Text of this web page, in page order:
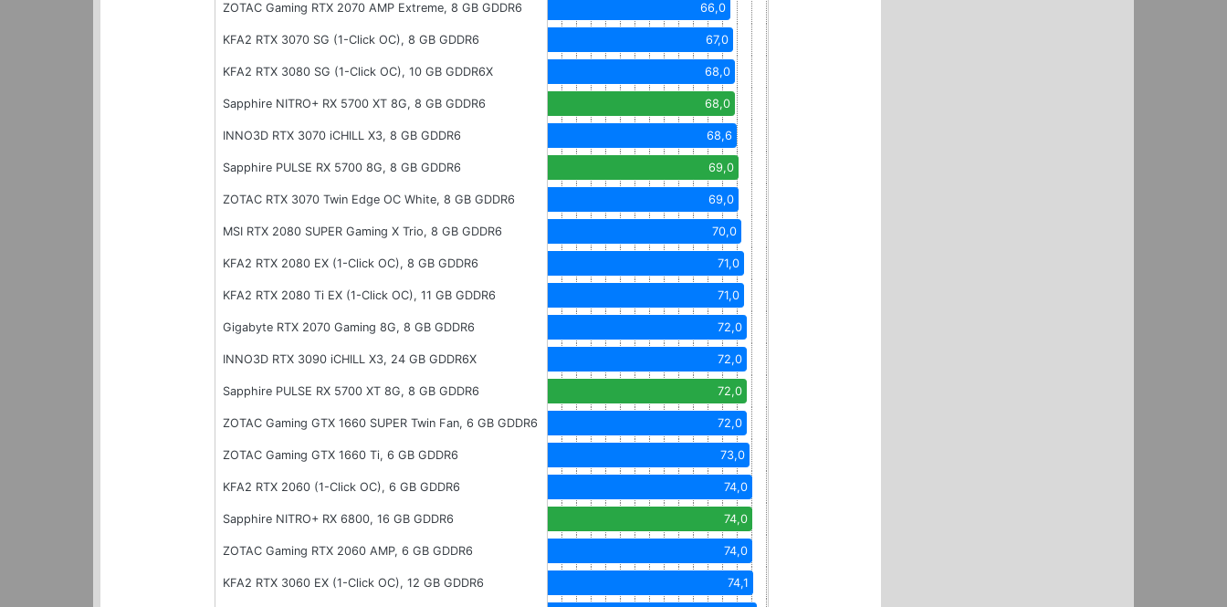
ZOTAC Gaming RTX 2070 AMP Extreme, 8 GB GDDR6 66,0
KFA2 RTX 3070 SG (1-Click OC), 8 GB GDDR6 67,0
KFA2 RTX 3080 SG (1-Click OC), 10 GB GDDR6X 68,0
Sapphire NITRO+ RX 5700 XT 8G, 8 GB GDDR6 68,0
INNO3D RTX 3070 iCHILL X3, 8 GB GDDR6 68,6
Sapphire PULSE RX 5700 8G, 8 GB GDDR6 69,0
ZOTAC RTX 3070 Twin Edge OC White, 8 GB GDDR6 69,0
MSI RTX 2080 SUPER Gaming X Trio, 8 GB GDDR6 70,0
KFA2 RTX 2080 EX (1-Click OC), 8 GB GDDR6 71,0
KFA2 RTX 2080 Ti EX (1-Click OC), 11 GB GDDR6 71,0
Gigabyte RTX 2070 Gaming 8G, 8 GB GDDR6 72,0
INNO3D RTX 3090 iCHILL X3, 24 GB GDDR6X 72,0
Sapphire PULSE RX 5700 XT 8G, 8 GB GDDR6 72,0
ZOTAC Gaming GTX 1660 SUPER Twin Fan, 6 GB GDDR6 72,0
ZOTAC Gaming GTX 1660 Ti, 6 GB GDDR6 73,0
KFA2 RTX 2060 (1-Click OC), 6 GB GDDR6 74,0
Sapphire NITRO+ RX 6800, 16 GB GDDR6 74,0
ZOTAC Gaming RTX 2060 AMP, 6 GB GDDR6 74,0
KFA2 RTX 3060 EX (1-Click OC), 12 GB GDDR6 74,1